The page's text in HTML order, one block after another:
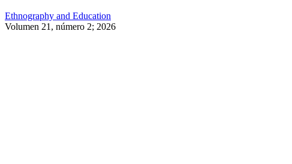
Ethnography and Education
Volumen 21, número 2; 2026